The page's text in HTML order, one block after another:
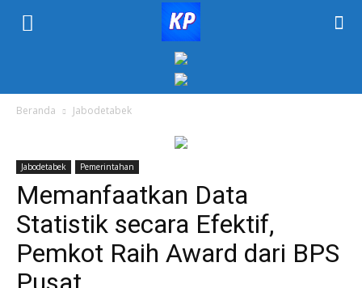
Beranda Jabodetabek
Jabodetabek Pemerintahan
Memanfaatkan Data
Statistik secara Efektif,
Pemkot Raih Award dari BPS